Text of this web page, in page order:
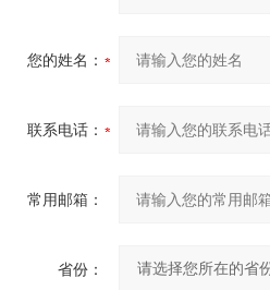
您的姓名：
联系电话：
常用邮箱：
省份：